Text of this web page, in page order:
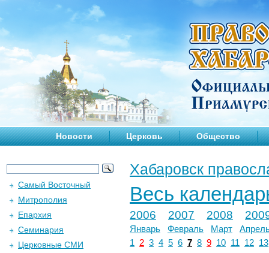
Новости Церковь Общество
Хабаровск
Весь
2006 2007 2008
Январь Февраль Март
1
2 3 4 5 6 7 8 9 10 11 12 13
Самый Восточный
Митрополия
Епархия
Семинария
Церковные СМИ